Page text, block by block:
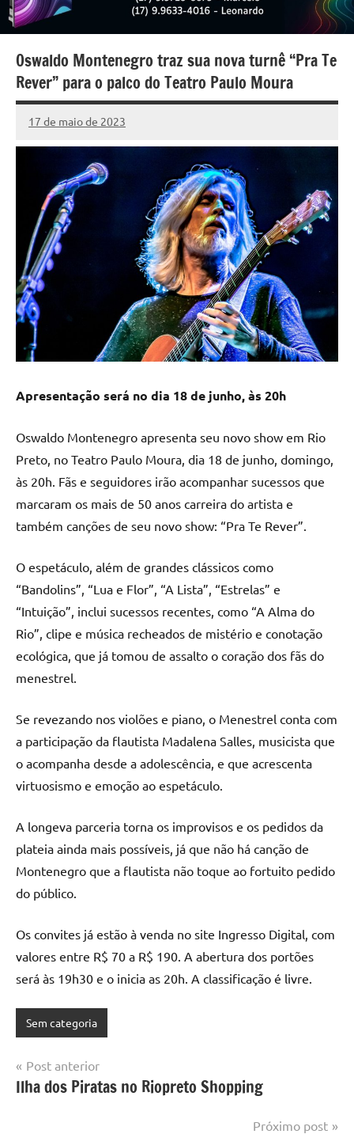
Oswaldo Montenegro traz sua nova turnê “Pra Te
Rever” para o palco do Teatro Paulo Moura
17 de maio de 2023
Marcelo
Fachin
Nenhum
Comentário
Apresentação será no dia 18 de junho, às 20h
Oswaldo Montenegro apresenta seu novo show em Rio
Preto, no Teatro Paulo Moura, dia 18 de junho, domingo,
às 20h. Fãs e seguidores irão acompanhar sucessos que
marcaram os mais de 50 anos carreira do artista e
também canções de seu novo show: “Pra Te Rever”.
O espetáculo, além de grandes clássicos como
“Bandolins”, “Lua e Flor”, “A Lista”, “Estrelas” e
“Intuição”, inclui sucessos recentes, como “A Alma do
Rio”, clipe e música recheados de mistério e conotação
ecológica, que já tomou de assalto o coração dos fãs do
menestrel.
Se revezando nos violões e piano, o Menestrel conta com
a participação da flautista Madalena Salles, musicista que
o acompanha desde a adolescência, e que acrescenta
virtuosismo e emoção ao espetáculo.
A longeva parceria torna os improvisos e os pedidos da
plateia ainda mais possíveis, já que não há canção de
Montenegro que a flautista não toque ao fortuito pedido
do público.
Os convites já estão à venda no site Ingresso Digital, com
valores entre R$ 70 a R$ 190. A abertura dos portões
será às 19h30 e o inicia as 20h. A classificação é livre.
Sem categoria
Navegação
de
Post anterior
Ilha dos Piratas no Riopreto Shopping
Próximo post